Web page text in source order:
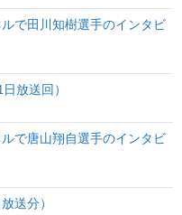
で田川知樹選手のインタビ
放送回）
で唐山翔自選手のインタビ
送分）